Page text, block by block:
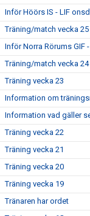
Inför Höörs IS - LIF
Träning/match vecka 25
Inför Norra Rörums GIF
Träning/match vecka 24
Träning vecka 23
Information om
Information vad gäller
Träning vecka 22
Träning vecka 21
Träning vecka 20
Träning vecka 19
Tränaren har ordet